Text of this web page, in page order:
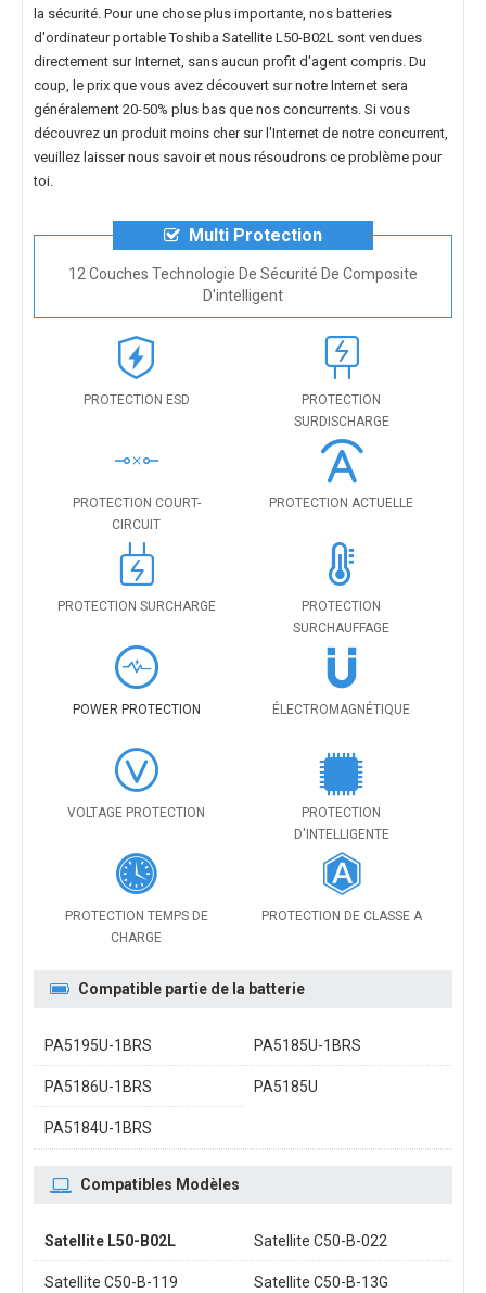
la sécurité. Pour une chose plus importante, nos batteries
d'ordinateur portable Toshiba Satellite L50-B02L sont vendues
directement sur Internet, sans aucun profit d'agent compris. Du
coup, le prix que vous avez découvert sur notre Internet sera
généralement 20-50% plus bas que nos concurrents. Si vous
découvrez un produit moins cher sur l'Internet de notre concurrent,
veuillez laisser nous savoir et nous résoudrons ce problème pour
toi.
Multi Protection
12 Couches Technologie De Sécurité De Composite
D'intelligent
PROTECTION ESD
PROTECTION
SURDISCHARGE
PROTECTION COURT-
CIRCUIT
PROTECTION ACTUELLE
PROTECTION SURCHARGE
PROTECTION
SURCHAUFFAGE
POWER PROTECTION ÉLECTROMAGNÉTIQUE
VOLTAGE PROTECTION
PROTECTION
D'INTELLIGENTE
PROTECTION TEMPS DE
CHARGE
PROTECTION DE CLASSE A
Compatible partie de la batterie
PA5195U-1BRS PA5185U-1BRS
PA5186U-1BRS PA5185U
PA5184U-1BRS
Compatibles Modèles
Satellite L50-B02L Satellite C50-B-022
Satellite C50-B-119 Satellite C50-B-13G